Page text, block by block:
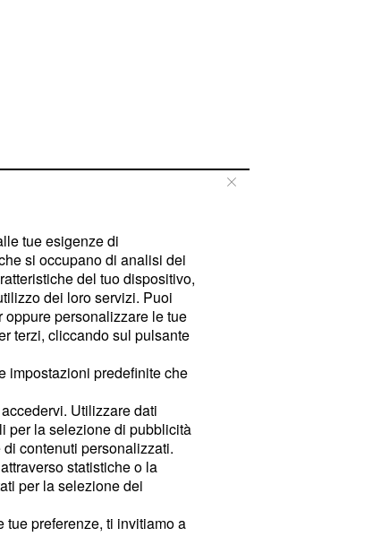
tue esigenze di
si occupano di analisi dei
del tuo dispositivo,
dei loro servizi. Puoi
personalizzare le tue
terzi, cliccando sul pulsante
impostazioni predefinite che
Utilizzare dati
per la selezione di pubblicità
contenuti personalizzati.
statistiche o la
per la selezione dei
preferenze, ti invitiamo a